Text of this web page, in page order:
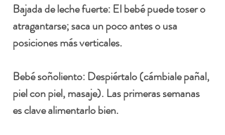
Bajada de leche fuerte: El bebé puede toser o
atragantarse; saca un poco antes o usa
posiciones más verticales.
Bebé soñoliento: Despiértalo (cámbiale pañal,
piel con piel, masaje). Las primeras semanas
es clave alimentarlo bien.